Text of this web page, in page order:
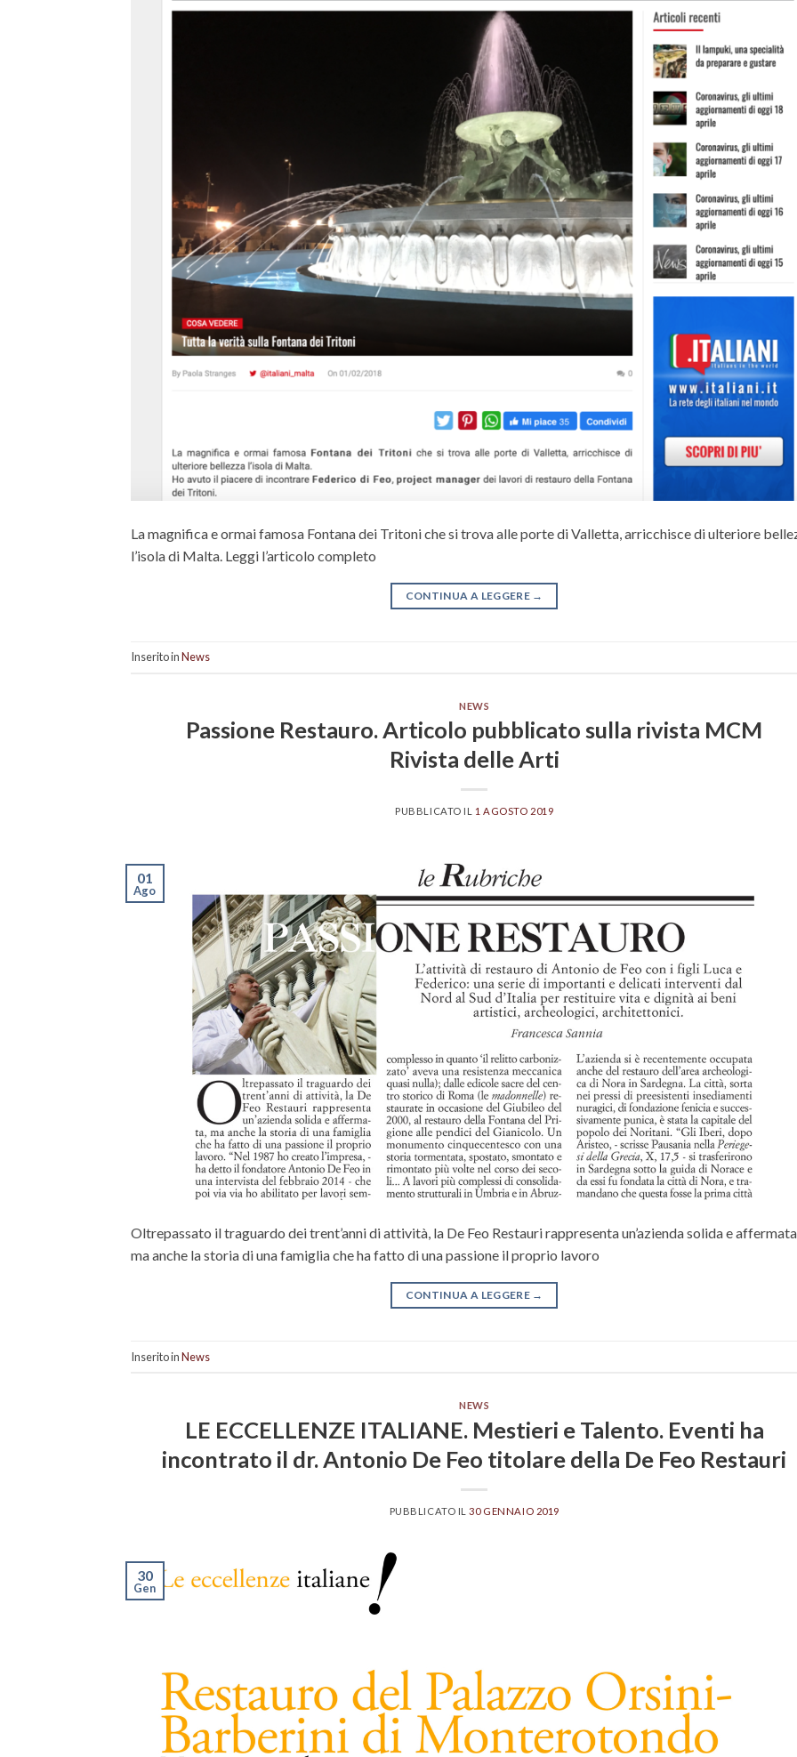
La magnifica e ormai famosa Fontana dei Tritoni che si trova alle porte di Valletta, arricchisce di ulteriore
l’isola di Malta. Leggi l’articolo completo
CONTINUA A LEGGERE →
Inserito inNews
NEWS
Passione Restauro. Articolo pubblicato sulla rivista MCM
Rivista delle Arti
PUBBLICATO IL 1 AGOSTO 2019
01
Ago
Oltrepassato il traguardo dei trent’anni di attività, la De Feo Restauri rappresenta un’azienda solida e
ma anche la storia di una famiglia che ha fatto di una passione il proprio lavoro
CONTINUA A LEGGERE →
Inserito inNews
NEWS
LE ECCELLENZE ITALIANE. Mestieri e Talento. Eventi ha
incontrato il dr. Antonio De Feo titolare della De Feo Restauri
PUBBLICATO IL30 GENNAIO 2019
30
Gen